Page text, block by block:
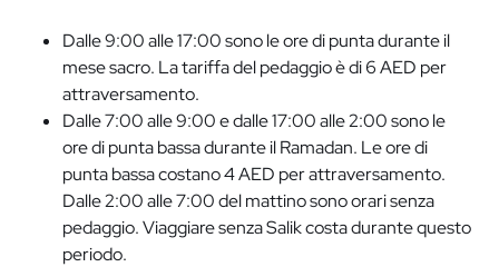
Dalle 9:00 alle 17:00 sono le ore di punta durante il
mese sacro. La tariffa del pedaggio è di 6 AED per
attraversamento.
Dalle 7:00 alle 9:00 e dalle 17:00 alle 2:00 sono le
ore di punta bassa durante il Ramadan. Le ore di
punta bassa costano 4 AED per attraversamento.
Dalle 2:00 alle 7:00 del mattino sono orari senza
pedaggio. Viaggiare senza Salik costa durante questo
periodo.